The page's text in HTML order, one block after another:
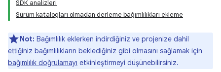
SDK analizleri
Sürüm katalogları olmadan derleme bağımlılıkları ekleme
Not: Bağımlılık eklerken indirdiğiniz ve projenize dahil
ettiğiniz bağımlılıkların beklediğiniz gibi olmasını sağlamak için
bağımlılık doğrulamayı etkinleştirmeyi düşünebilirsiniz.